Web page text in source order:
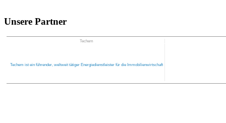
Unsere Partner
Techem
Techem ist ein führender, weltweit tätiger Energiedienstleister für die Immobilienwirtschaft